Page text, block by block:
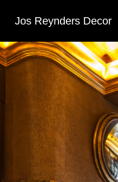
Jos Reynders Decor